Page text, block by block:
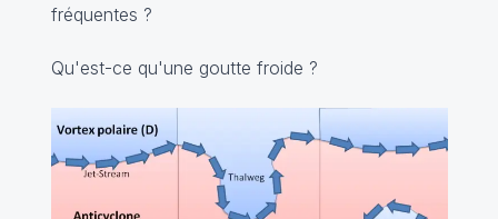
fréquentes ?
Qu'est-ce qu'une goutte froide ?